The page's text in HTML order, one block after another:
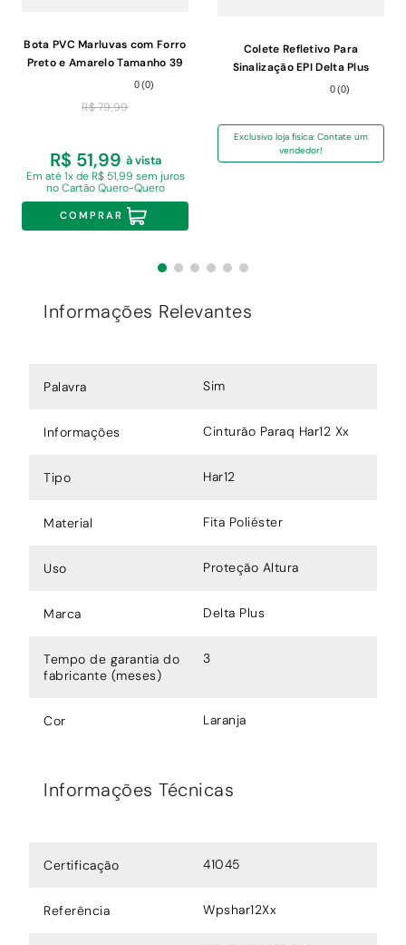
Bota PVC Marluvas com Forro
Preto e Amarelo Tamanho 39
0(0)
R$ 79,99
R$ 51,99 à vista
Em até 1x de R$ 51,99 sem juros
no Cartão Quero-Quero
COMPRAR
Colete Refletivo Para
Sinalização EPI Delta Plus
Amarelo Tamanho XXL
0(0)
Exclusivo loja física: Contate um
vendedor!
Informações Relevantes
Palavra Sim
Informações Cinturão Paraq Har12 Xx
Tipo Har12
Material Fita Poliéster
Uso Proteção Altura
Marca Delta Plus
Tempo de garantia do
fabricante (meses)
3
Cor Laranja
Informações Técnicas
Certificação 41045
Referência Wpshar12Xx